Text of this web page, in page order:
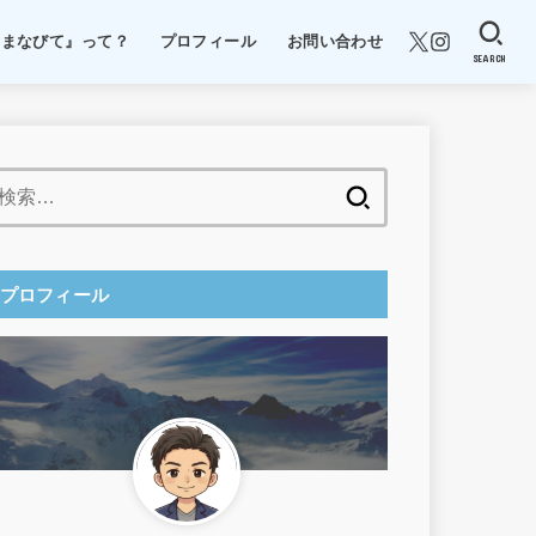
なびて』って？ プロフィール お問い合わせ
SEARCH
プロフィール